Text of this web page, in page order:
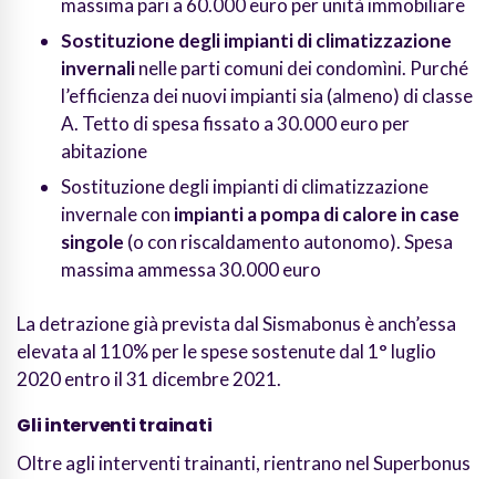
massima pari a 60.000 euro per unità immobiliare
Sostituzione degli impianti di climatizzazione
invernalinelle parti comuni dei condomìni. Purché
l’efficienza dei nuovi impianti sia (almeno) di classe
A. Tetto di spesa fissato a 30.000 euro per
abitazione
Sostituzione degli impianti di climatizzazione
invernale con impianti a pompa di calore in case
singole (o con riscaldamento autonomo). Spesa
massima ammessa 30.000 euro
La detrazione già prevista dal Sismabonus è anch’essa
elevata al 110% per le spese sostenute dal 1° luglio
2020 entro il 31 dicembre 2021.
Gli interventi trainati
Oltre agli interventi trainanti, rientrano nel Superbonus